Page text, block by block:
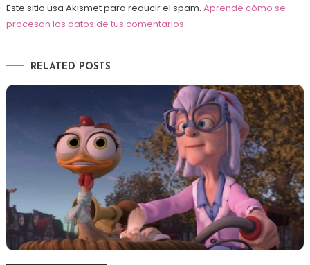
Este sitio usa Akismet para reducir el spam. Aprende cómo se
procesan los datos de tus comentarios.
RELATED POSTS